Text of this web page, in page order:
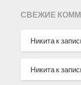
СВЕЖИЕ
Никита к
Никита к